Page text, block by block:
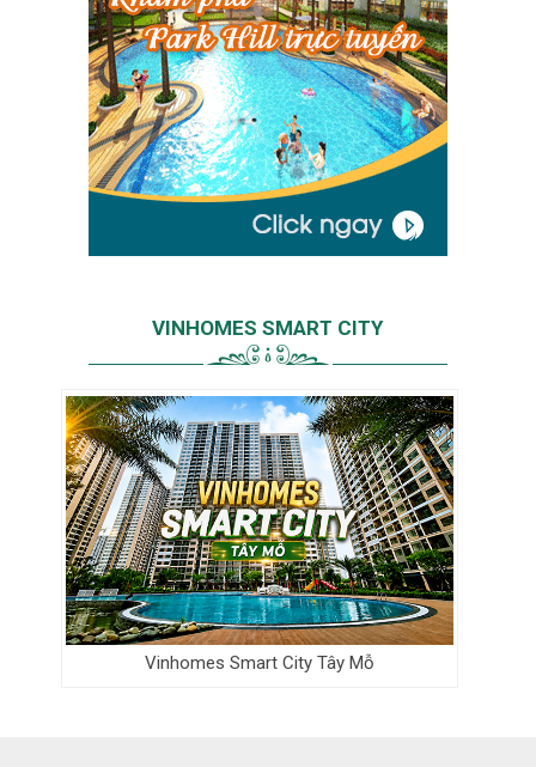
VINHOMES SMART CITY
Vinhomes Smart City Tây Mỗ